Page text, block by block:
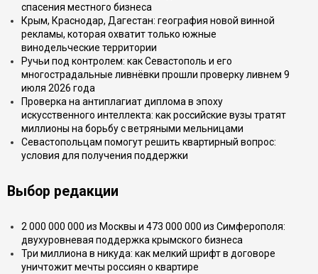
спасения местного бизнеса
Крым, Краснодар, Дагестан: география новой винной
рекламы, которая охватит только южные
винодельческие территории
Ручьи под контролем: как Севастополь и его
многострадальные ливнёвки прошли проверку ливнем 9
июля 2026 года
Проверка на антиплагиат диплома в эпоху
искусственного интеллекта: как российские вузы тратят
миллионы на борьбу с ветряными мельницами
Севастопольцам помогут решить квартирный вопрос:
условия для получения поддержки
Выбор редакции
2 000 000 000 из Москвы и 473 000 000 из Симферополя:
двухуровневая поддержка крымского бизнеса
Три миллиона в никуда: как мелкий шрифт в договоре
уничтожит мечты россиян о квартире